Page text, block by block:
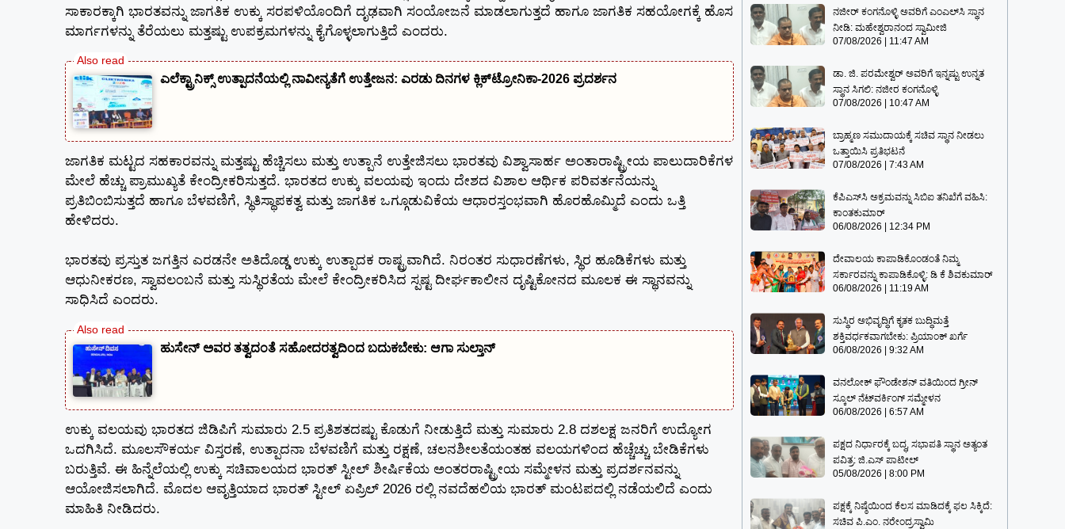
ಸಾಕಾರಕ್ಕಾಗಿ ಭಾರತವನ್ನು ಜಾಗತಿಕ ಉಕ್ಕು ಸರಪಳಿಯೊಂದಿಗೆ ದೃಢವಾಗಿ ಸಂಯೋಜನೆ ಮಾಡಲಾಗುತ್ತದೆ ಹಾಗೂ ಜಾಗತಿಕ ಸಹಯೋಗಕ್ಕೆ ಹೊಸ
ಮಾರ್ಗಗಳನ್ನು ತೆರೆಯಲು ಮತ್ತಷ್ಟು ಉಪಕ್ರಮಗಳನ್ನು ಕೈಗೊಳ್ಳಲಾಗುತ್ತಿದೆ ಎಂದರು.
ಎಲೆಕ್ಟ್ರಾನಿಕ್ಸ್ ಉತ್ಪಾದನೆಯಲ್ಲಿ ನಾವೀನ್ಯತೆಗೆ ಉತ್ತೇಜನ: ಎರಡು ದಿನಗಳ ಕ್ಲಿಕ್‌ಟ್ರೋನಿಕಾ-2026 ಪ್ರದರ್ಶನ
ಜಾಗತಿಕ ಮಟ್ಟದ ಸಹಕಾರವನ್ನು ಮತ್ತಷ್ಟು ಹೆಚ್ಚಿಸಲು ಮತ್ತು ಉತ್ಪಾನೆ ಉತ್ತೇಜಿಸಲು ಭಾರತವು ವಿಶ್ವಾಸಾರ್ಹ ಅಂತಾರಾಷ್ಟ್ರೀಯ ಪಾಲುದಾರಿಕೆಗಳ
ಮೇಲೆ ಹೆಚ್ಚು ಪ್ರಾಮುಖ್ಯತೆ ಕೇಂದ್ರೀಕರಿಸುತ್ತದೆ. ಭಾರತದ ಉಕ್ಕು ವಲಯವು ಇಂದು ದೇಶದ ವಿಶಾಲ ಆರ್ಥಿಕ ಪರಿವರ್ತನೆಯನ್ನು
ಪ್ರತಿಬಿಂಬಿಸುತ್ತದೆ ಹಾಗೂ ಬೆಳವಣಿಗೆ, ಸ್ಥಿತಿಸ್ಥಾಪಕತ್ವ ಮತ್ತು ಜಾಗತಿಕ ಒಗ್ಗೂಡುವಿಕೆಯ ಆಧಾರಸ್ತಂಭವಾಗಿ ಹೊರಹೊಮ್ಮಿದೆ ಎಂದು ಒತ್ತಿ
ಹೇಳಿದರು.
ಭಾರತವು ಪ್ರಸ್ತುತ ಜಗತ್ತಿನ ಎರಡನೇ ಅತಿದೊಡ್ಡ ಉಕ್ಕು ಉತ್ಪಾದಕ ರಾಷ್ಟ್ರವಾಗಿದೆ. ನಿರಂತರ ಸುಧಾರಣೆಗಳು, ಸ್ಥಿರ ಹೂಡಿಕೆಗಳು ಮತ್ತು
ಆಧುನೀಕರಣ, ಸ್ವಾವಲಂಬನೆ ಮತ್ತು ಸುಸ್ಥಿರತೆಯ ಮೇಲೆ ಕೇಂದ್ರೀಕರಿಸಿದ ಸ್ಪಷ್ಟ ದೀರ್ಘಕಾಲೀನ ದೃಷ್ಟಿಕೋನದ ಮೂಲಕ ಈ ಸ್ಥಾನವನ್ನು
ಸಾಧಿಸಿದೆ ಎಂದರು.
ಹುಸೇನ್‌ ಅವರ ತತ್ವದಂತೆ ಸಹೋದರತ್ವದಿಂದ ಬದುಕಬೇಕು: ಆಗಾ ಸುಲ್ತಾನ್
ಉಕ್ಕು ವಲಯವು ಭಾರತದ ಜಿಡಿಪಿಗೆ ಸುಮಾರು 2.5 ಪ್ರತಿಶತದಷ್ಟು ಕೊಡುಗೆ ನೀಡುತ್ತಿದೆ ಮತ್ತು ಸುಮಾರು 2.8 ದಶಲಕ್ಷ ಜನರಿಗೆ ಉದ್ಯೋಗ
ಒದಗಿಸಿದೆ. ಮೂಲಸೌಕರ್ಯ ವಿಸ್ತರಣೆ, ಉತ್ಪಾದನಾ ಬೆಳವಣಿಗೆ ಮತ್ತು ರಕ್ಷಣೆ, ಚಲನಶೀಲತೆಯಂತಹ ವಲಯಗಳಿಂದ ಹೆಚ್ಚೆಚ್ಚು ಬೇಡಿಕೆಗಳು
ಬರುತ್ತಿವೆ. ಈ ಹಿನ್ನೆಲೆಯಲ್ಲಿ ಉಕ್ಕು ಸಚಿವಾಲಯದ ಭಾರತ್ ಸ್ಟೀಲ್ ಶೀರ್ಷಿಕೆಯ ಅಂತರರಾಷ್ಟ್ರೀಯ ಸಮ್ಮೇಳನ ಮತ್ತು ಪ್ರದರ್ಶನವನ್ನು
ಆಯೋಜಿಸಲಾಗಿದೆ. ಮೊದಲ ಆವೃತ್ತಿಯಾದ ಭಾರತ್ ಸ್ಟೀಲ್ ಏಪ್ರಿಲ್ 2026 ರಲ್ಲಿ ನವದೆಹಲಿಯ ಭಾರತ್ ಮಂಟಪದಲ್ಲಿ ನಡೆಯಲಿದೆ ಎಂದು
ಮಾಹಿತಿ ನೀಡಿದರು.
ನಜೀರ್ ಕಂಗನೊಳ್ಳಿ ಅವರಿಗೆ ಎಂಎಲ್‌ಸಿ ಸ್ಥಾನ
ನೀಡಿ: ಮಹೇಶ್ವರಾನಂದ ಸ್ವಾಮೀಜಿ
07/08/2026
11:47 AM
ಡಾ. ಜಿ. ಪರಮೇಶ್ವರ್ ಅವರಿಗೆ ಇನ್ನಷ್ಟು ಉನ್ನತ
ಸ್ಥಾನ ಸಿಗಲಿ: ನಜೀರ ಕಂಗನೊಳ್ಳಿ
07/08/2026
10:47 AM
ಬ್ರಾಹ್ಮಣ ಸಮುದಾಯಕ್ಕೆ ಸಚಿವ ಸ್ಥಾನ ನೀಡಲು
ಒತ್ತಾಯಿಸಿ ಪ್ರತಿಭಟನೆ
07/08/2026
7:43 AM
ಕೆಪಿಎಸ್‍ಸಿ ಅಕ್ರಮವನ್ನು ಸಿಬಿಐ ತನಿಖೆಗೆ ವಹಿಸಿ:
ಕಾಂತಕುಮಾರ್
06/08/2026
12:34 PM
ದೇವಾಲಯ ಕಾಪಾಡಿಕೊಂಡಂತೆ ನಿಮ್ಮ
ಸರ್ಕಾರವನ್ನು ಕಾಪಾಡಿಕೊಳ್ಳಿ: ಡಿ ಕೆ ಶಿವಕುಮಾರ್
06/08/2026
11:19 AM
ಸುಸ್ಥಿರ ಅಭಿವೃದ್ಧಿಗೆ ಕೃತಕ ಬುದ್ಧಿಮತ್ತೆ
ಶಕ್ತಿವರ್ಧಕವಾಗಬೇಕು: ಪ್ರಿಯಾಂಕ್ ಖರ್ಗೆ
06/08/2026
9:32 AM
ವನಲೋಕ್ ಫೌಂಡೇಶನ್ ವತಿಯಿಂದ ಗ್ರೀನ್
ಸ್ಕೂಲ್ ನೆಟ್‌ವರ್ಕಿಂಗ್ ಸಮ್ಮೇಳನ
06/08/2026
6:57 AM
ಪಕ್ಷದ ನಿರ್ಧಾರಕ್ಕೆ ಬದ್ಧ, ಸಭಾಪತಿ ಸ್ಥಾನ ಅತ್ಯಂತ
ಪವಿತ್ರ: ಜಿ.ಎಸ್ ಪಾಟೀಲ್
05/08/2026
8:00 PM
ಪಕ್ಷಕ್ಕೆ ನಿಷ್ಠೆಯಿಂದ ಕೆಲಸ ಮಾಡಿದಕ್ಕೆ ಫಲ ಸಿಕ್ಕಿದೆ:
ಸಚಿವ ಪಿ.ಎಂ. ನರೇಂದ್ರಸ್ವಾಮಿ